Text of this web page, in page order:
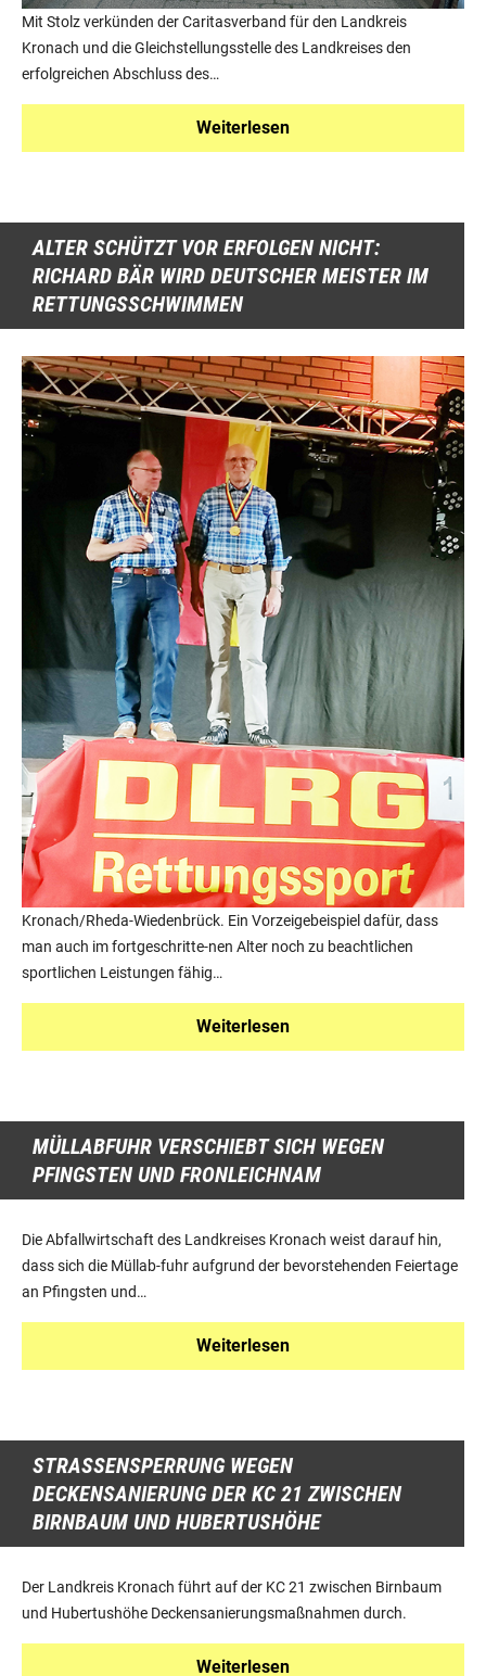
Mit Stolz verkünden der Caritasverband für den Landkreis
Kronach und die Gleichstellungsstelle des Landkreises den
erfolgreichen Abschluss des…
Weiterlesen
ALTER SCHÜTZT VOR ERFOLGEN NICHT:
RICHARD BÄR WIRD DEUTSCHER MEISTER IM
RETTUNGSSCHWIMMEN
Kronach/Rheda-Wiedenbrück. Ein Vorzeigebeispiel dafür, dass
man auch im fortgeschritte-nen Alter noch zu beachtlichen
sportlichen Leistungen fähig…
Weiterlesen
MÜLLABFUHR VERSCHIEBT SICH WEGEN
PFINGSTEN UND FRONLEICHNAM
Die Abfallwirtschaft des Landkreises Kronach weist darauf hin,
dass sich die Müllab-fuhr aufgrund der bevorstehenden Feiertage
an Pfingsten und…
Weiterlesen
STRASSENSPERRUNG WEGEN D
ECKENSANIERUNG DER KC 21 ZWISCHEN B
IRNBAUM UND HUBERTUSHÖHE
Der Landkreis Kronach führt auf der KC 21 zwischen Birnbaum
und Hubertushöhe Deckensanierungsmaßnahmen durch.
Weiterlesen